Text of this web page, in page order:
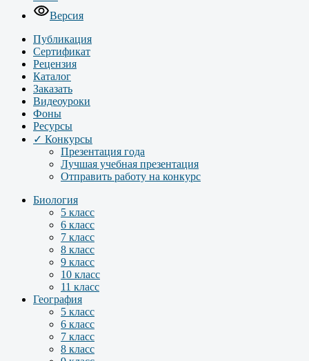
Версия
Публикация
Сертификат
Рецензия
Каталог
Заказать
Видеоуроки
Фоны
Ресурсы
✓ Конкурсы
Презентация года
Лучшая учебная презентация
Отправить работу на конкурс
Биология
5 класс
6 класс
7 класс
8 класс
9 класс
10 класс
11 класс
География
5 класс
6 класс
7 класс
8 класс